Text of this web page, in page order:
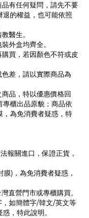
有任何疑問，請先不要
的權益，也可能依照
醫生。
外盒均齊全。
買，若因顏色不符或皮
差，請以實際商品為
品，特以優惠價格回
櫃出品原貌；商品依
為免消費者疑惑，特
報關進口，保證正貨，
)，為免消費者疑惑，
直營門市或專櫃購買。
如簡體字/韓文/英文等
，特此說明。